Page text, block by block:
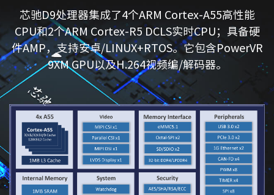
芯驰D9处理器集成了4个ARM Cortex-A55高性能
CPU和2个ARM Cortex-R5 DCLS实时CPU；具备硬
件AMP，支持安卓/LINUX+RTOS。它包含PowerVR
9XM GPU以及H.264视频编/解码器。